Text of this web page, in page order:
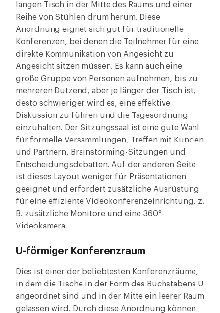
langen Tisch in der Mitte des Raums und einer
Reihe von Stühlen drum herum. Diese
Anordnung eignet sich gut für traditionelle
Konferenzen, bei denen die Teilnehmer für eine
direkte Kommunikation von Angesicht zu
Angesicht sitzen müssen. Es kann auch eine
große Gruppe von Personen aufnehmen, bis zu
mehreren Dutzend, aber je länger der Tisch ist,
desto schwieriger wird es, eine effektive
Diskussion zu führen und die Tagesordnung
einzuhalten. Der Sitzungssaal ist eine gute Wahl
für formelle Versammlungen, Treffen mit Kunden
und Partnern, Brainstorming-Sitzungen und
Entscheidungsdebatten. Auf der anderen Seite
ist dieses Layout weniger für Präsentationen
geeignet und erfordert zusätzliche Ausrüstung
für eine effiziente Videokonferenzeinrichtung, z.
B. zusätzliche Monitore und eine 360°-
Videokamera.
U-förmiger Konferenzraum
Dies ist einer der beliebtesten Konferenzräume,
in dem die Tische in der Form des Buchstabens U
angeordnet sind und in der Mitte ein leerer Raum
gelassen wird. Durch diese Anordnung können